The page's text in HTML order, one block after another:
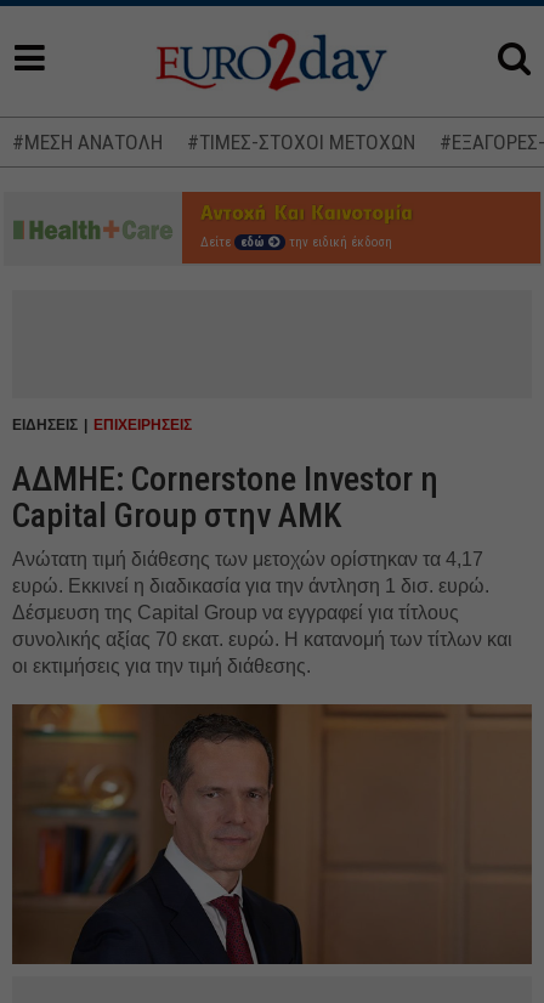
#ΜΕΣΗ ΑΝΑΤΟΛΗ #ΤΙΜΕΣ-ΣΤΟΧΟΙ ΜΕΤΟΧΩΝ
Δείτε εδώ την ειδική έκδοση
ΕΙΔΗΣΕΙΣ ΕΠΙΧΕΙΡΗΣΕΙΣ
ΑΔΜΗΕ: Cornerstone Investor η
Capital Group στην ΑΜΚ
Ανώτατη τιμή διάθεσης των μετοχών ορίστηκαν τα 4,17
ευρώ. Εκκινεί η διαδικασία για την άντληση 1 δισ. ευρώ.
Δέσμευση της Capital Group να εγγραφεί για τίτλους
συνολικής αξίας 70 εκατ. ευρώ. Η κατανομή των τίτλων και
οι εκτιμήσεις για την τιμή διάθεσης.